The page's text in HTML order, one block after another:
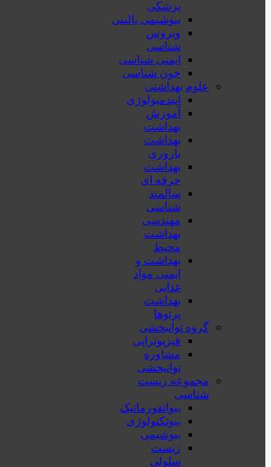
پزشكی
بیوشیمی بالینی
ویروس
شناسی
ایمنی شناسی
خون شناسی
علوم بهداشتی
اپیدمیولوژی
آموزش
بهداشت
بهداشت
باروری
بهداشت
حرفه ای
سالمند
شناسی
مهندسی
بهداشت
محيط
بهداشت و
ایمنی مواد
غذایی
بهداشت
پرتوها
گروه توانبخشی
فیزیوتراپی
مشاوره
توانبخشی
مجموعه زیست
شناسی
بیوانفورماتیک
بیوتکنولوژی
بیوشیمی
زیست
سلولی